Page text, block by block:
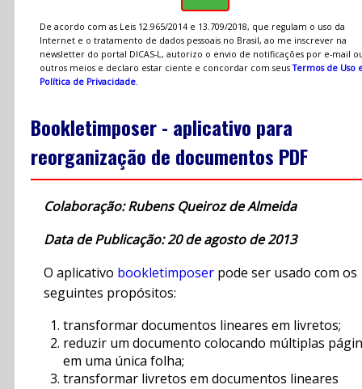
De acordo com as Leis 12.965/2014 e 13.709/2018, que regulam o uso da
Internet e o tratamento de dados pessoais no Brasil, ao me inscrever na
newsletter do portal DICAS-L, autorizo o envio de notificações por e-mail
outros meios e declaro estar ciente e concordar com seusTermos de Uso
Política de Privacidade.
Bookletimposer - aplicativo para
reorganização de documentos PDF
Colaboração: Rubens Queiroz de Almeida
Data de Publicação: 20 de agosto de 2013
O aplicativo bookletimposer pode ser usado com os
seguintes propósitos:
transformar documentos lineares em livretos;
reduzir um documento colocando múltiplas
em uma única folha;
transformar livretos em documentos lineares